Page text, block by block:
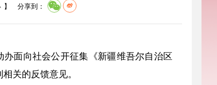
】 分享到：
面向社会公开征集《新疆维吾尔自治区
关的反馈意见。